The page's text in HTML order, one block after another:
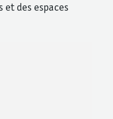
et des espaces